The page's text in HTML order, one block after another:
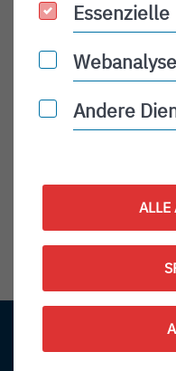
PLN
Status Description:
Checkin:
Codeshare:
Kontakt
Essenzielle
Essenzielle
Webanalyse &
Andere Dienste
Andere
ALLE